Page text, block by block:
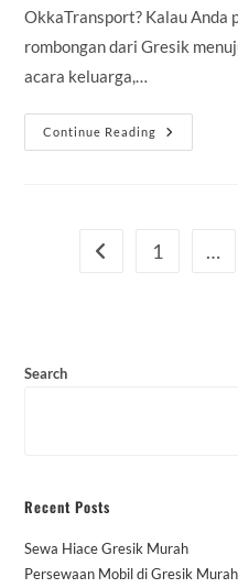
OkkaTransport? Kalau Anda
rombongan dari Gresik
acara keluarga,…
Continue Reading
Persewaan
Bus
Terjangkau
Go to the previous
1 …
Search
Recent Posts
Sewa Hiace Gresik Murah
Persewaan Mobil di Gresik